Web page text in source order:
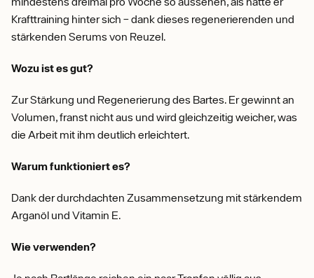
Krafttraining hinter sich – dank dieses regenerierenden und
stärkenden Serums von Reuzel.
Wozu ist es gut?
Zur Stärkung und Regenerierung des Bartes. Er gewinnt an
Volumen, franst nicht aus und wird gleichzeitig weicher, was
die Arbeit mit ihm deutlich erleichtert.
Warum funktioniert es?
Dank der durchdachten Zusammensetzung mit stärkendem
Arganöl und Vitamin E.
Wie verwenden?